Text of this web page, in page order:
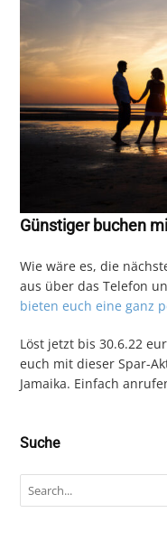
Günstiger buchen
Wie wäre es, die
aus über das Telefon
bieten euch eine ganz
Löst jetzt bis 30.6.22
euch mit dieser Spar-
Jamaika. Einfach
Suche